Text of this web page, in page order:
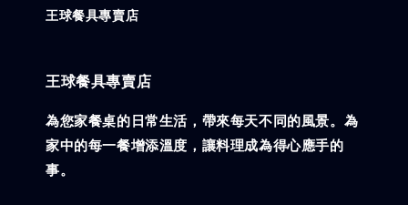
王球餐具專賣店
王球餐具專賣店
為您家餐桌的日常生活，帶來每天不同的風景。為
家中的每一餐增添溫度，讓料理成為得心應手的
事。